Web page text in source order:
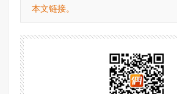
本文链接。